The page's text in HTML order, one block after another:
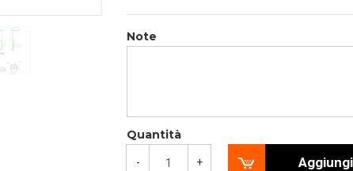
Note
Quantità
- +